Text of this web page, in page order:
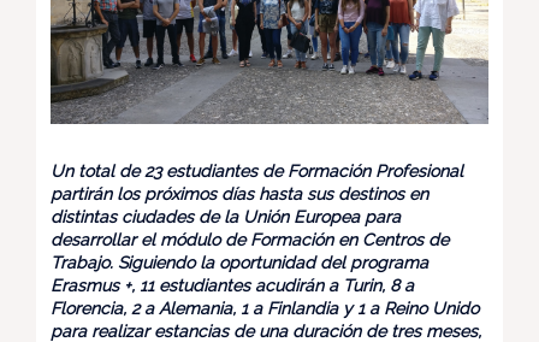
Un total de 23 estudiantes de Formación Profesional
partirán los próximos días hasta sus destinos en
distintas ciudades de la Unión Europea para
desarrollar el módulo de Formación en Centros de
Trabajo. Siguiendo la oportunidad del programa
Erasmus +, 11 estudiantes acudirán a Turin, 8 a
Florencia, 2 a Alemania, 1 a Finlandia y 1 a Reino Unido
para realizar estancias de una duración de tres meses,